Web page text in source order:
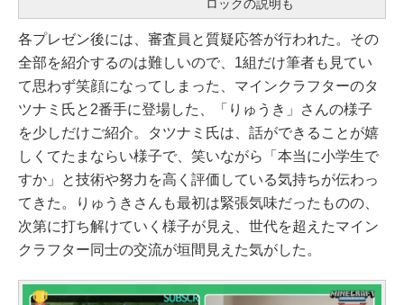
ロックの説明も
各プレゼン後には、審査員と質疑応答が行われた。その
全部を紹介するのは難しいので、1組だけ筆者も見てい
て思わず笑顔になってしまった、マインクラフターのタ
ツナミ氏と2番手に登場した、「りゅうき」さんの様子
を少しだけご紹介。タツナミ氏は、話ができることが嬉
しくてたまならい様子で、笑いながら「本当に小学生で
すか」と技術や努力を高く評価している気持ちが伝わっ
てきた。りゅうきさんも最初は緊張気味だったものの、
次第に打ち解けていく様子が見え、世代を超えたマイン
クラフター同士の交流が垣間見えた気がした。